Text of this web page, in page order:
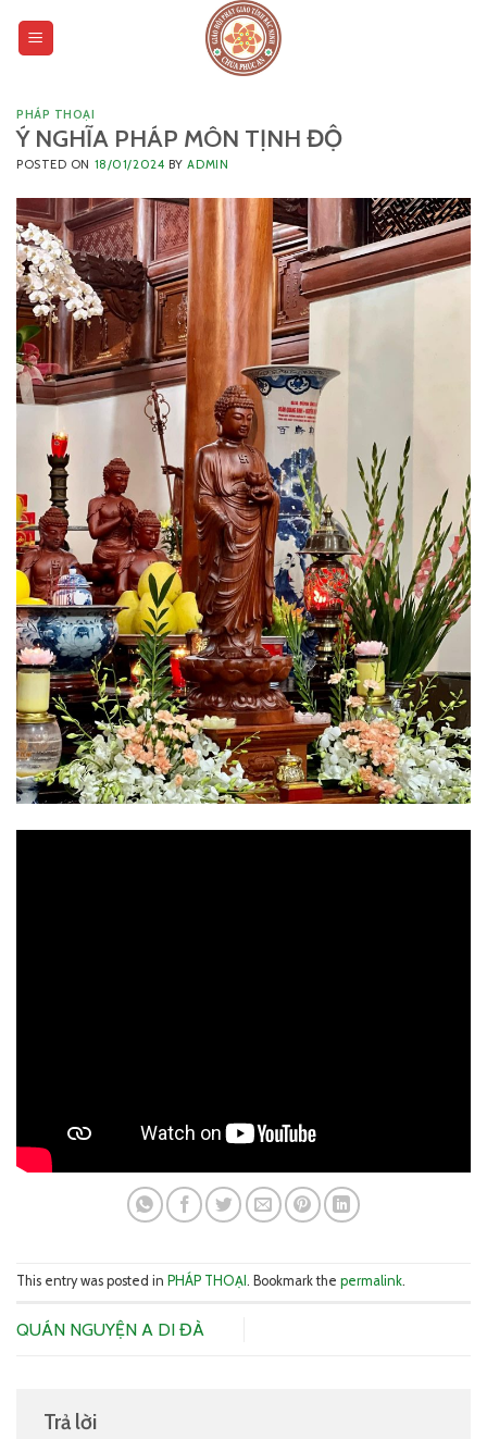
PHÁP THOẠI
Ý NGHĨA PHÁP MÔN TỊNH ĐỘ
POSTED ON 18/01/2024 BYADMIN
This entry was posted in PHÁP THOẠI . Bookmark the permalink.
QUÁN NGUYỆN A DI ĐÀ
Trả lời